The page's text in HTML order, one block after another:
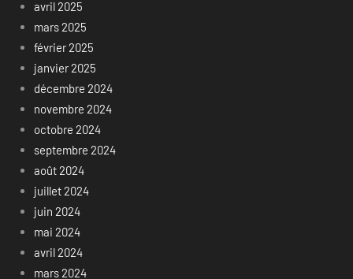
avril 2025
mars 2025
février 2025
janvier 2025
décembre 2024
novembre 2024
octobre 2024
septembre 2024
août 2024
juillet 2024
juin 2024
mai 2024
avril 2024
mars 2024